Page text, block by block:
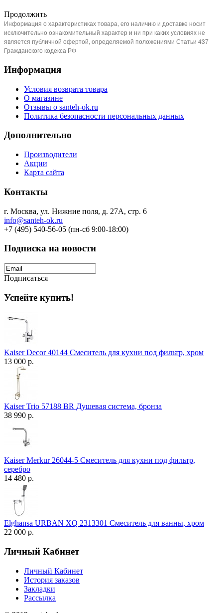
Продолжить
Информация о характеристиках товара, его наличию и доставке носит
исключительно ознакомительный характер и ни при каких условиях не
является публичной офертой, определяемой положениями Статьи 437
Гражданского кодекса РФ
Информация
Условия возврата товара
О магазине
Отзывы о santeh-ok.ru
Политика безопасности персональных данных
Дополнительно
Производители
Акции
Карта сайта
Контакты
г. Москва, ул. Нижние поля, д. 27А, стр. 6
info@santeh-ok.ru
+7 (495) 540-56-05 (пн-сб 9:00-18:00)
Подписка на новости
Подписаться
Успейте купить!
Kaiser Decor 40144 Смеситель для кухни под фильтр, хром
13 000 р.
Kaiser Trio 57188 BR Душевая система, бронза
38 990 р.
Kaiser Merkur 26044-5 Смеситель для кухни под фильтр,
серебро
14 480 р.
Elghansa URBAN XQ 2313301 Смеситель для ванны, хром
22 000 р.
Личный Кабинет
Личный Кабинет
История заказов
Закладки
Рассылка